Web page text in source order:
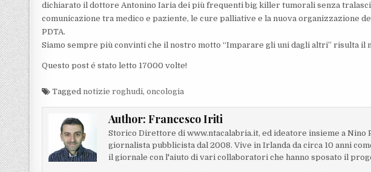
dichiarato il dottore Antonino Iaria dei più frequenti big killer tumorali senza
comunicazione tra medico e paziente, le cure palliative e la nuova organizzazione
PDTA.
Siamo sempre più convinti che il nostro motto “Imparare gli uni dagli altri” risulta il
Questo post é stato letto 17000 volte!
Tagged notizie roghudi,oncologia
Author:Francesco Iriti
Storico Direttore di www.ntacalabria.it, ed ideatore insieme a Nino
giornalista pubblicista dal 2008. Vive in Irlanda da circa 10 anni
il giornale con l'aiuto di vari collaboratori che hanno sposato il